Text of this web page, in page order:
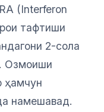
(Interferon
тафтиши
2-сола
Озмоиши
ҳамчун
намешавад.